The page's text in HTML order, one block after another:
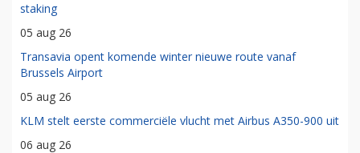
staking
05 aug 26
Transavia opent komende winter nieuwe route vanaf
Brussels Airport
05 aug 26
KLM stelt eerste commerciële vlucht met Airbus A350-900 uit
06 aug 26